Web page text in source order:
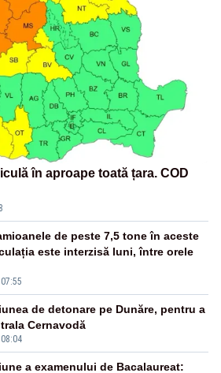
în aproape toată țara. COD
de peste 7,5 tone în aceste
este interzisă luni, între orele
de detonare pe Dunăre, pentru a
Cernavodă
a examenului de Bacalaureat: